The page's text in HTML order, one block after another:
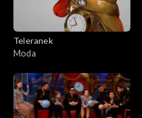
Teleranek
Moda